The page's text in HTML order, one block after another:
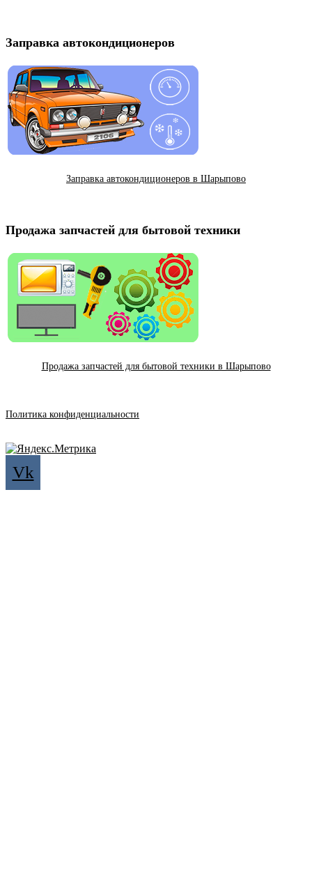
Заправка автокондиционеров
Заправка автокондиционеров в Шарыпово
Продажа запчастей для бытовой техники
Продажа запчастей для бытовой техники в Шарыпово
Политика конфиденциальности
Vk